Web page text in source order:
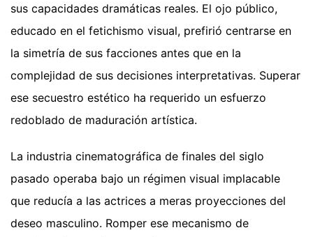
sus capacidades dramáticas reales. El ojo público,
educado en el fetichismo visual, prefirió centrarse en
la simetría de sus facciones antes que en la
complejidad de sus decisiones interpretativas. Superar
ese secuestro estético ha requerido un esfuerzo
redoblado de maduración artística.
La industria cinematográfica de finales del siglo
pasado operaba bajo un régimen visual implacable
que reducía a las actrices a meras proyecciones del
deseo masculino. Romper ese mecanismo de